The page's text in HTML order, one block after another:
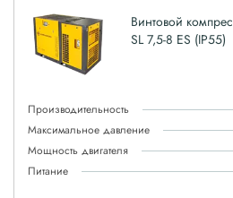
Винтовой
SL 7,5-8 ES (IP55)
Производительность
Максимальное давление
Мощность двигателя
Питание